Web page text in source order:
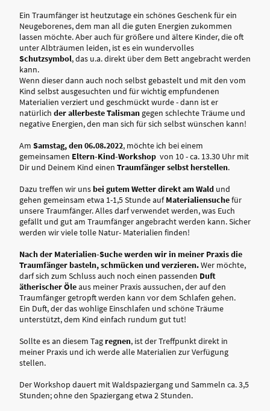
Ein Traumfänger ist heutzutage ein schönes Geschenk für ein
Neugeborenes, dem man all die guten Energien zukommen
lassen möchte. Aber auch für größere und ältere Kinder, die oft
unter Albträumen leiden, ist es ein wundervolles
Schutzsymbol, das u.a. direkt über dem Bett angebracht werden
kann.
Wenn dieser dann auch noch selbst gebastelt und mit den vom
Kind selbst ausgesuchten und für wichtig empfundenen
Materialien verziert und geschmückt wurde - dann ist er
natürlich der allerbeste Talisman gegen schlechte Träume und
negative Energien, den man sich für sich selbst wünschen kann!
Am Samstag, den 06.08.2022, möchte ich bei einem
gemeinsamen Eltern-Kind-Workshop von 10 - ca. 13.30 Uhr mit
Dir und Deinem Kind einen Traumfänger selbst herstellen.
Dazu treffen wir uns bei gutem Wetter direkt am Wald und
gehen gemeinsam etwa 1-1,5 Stunde aufMaterialiensuchefür
unsere Traumfänger. Alles darf verwendet werden, was Euch
gefällt und gut am Traumfänger angebracht werden kann. Sicher
werden wir viele tolle Natur- Materialien finden!
Nach der Materialien-Suche werden wir in meiner Praxis die
Traumfänger basteln, schmücken und verzieren.Wer möchte,
darf sich zum Schluss auch noch einen passenden Duft
ätherischer Öleaus meiner Praxis aussuchen, der auf den
Traumfänger getropft werden kann vor dem Schlafen gehen.
Ein Duft, der das wohlige Einschlafen und schöne Träume
unterstützt, dem Kind einfach rundum gut tut!
Sollte es an diesem Tag regnen, ist der Treffpunkt direkt in
meiner Praxis und ich werde alle Materialien zur Verfügung
stellen.
Der Workshop dauert mit Waldspaziergang und Sammeln ca. 3,5
Stunden; ohne den Spaziergang etwa 2 Stunden.